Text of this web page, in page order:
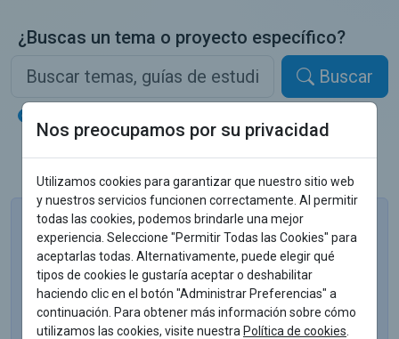
¿Buscas un tema o proyecto específico?
Buscar
Acceso a millones de documentos de estudio
para todas sus tareas
Nuestra base de documentos incluye:
Guías de estudio
Soluciones de libros de texto
Trabajos de investigación
Nos preocupamos por su privacidad
Utilizamos cookies para garantizar que nuestro sitio web
y nuestros servicios funcionen correctamente. Al permitir
todas las cookies, podemos brindarle una mejor
experiencia. Seleccione "Permitir Todas las Cookies" para
aceptarlas todas. Alternativamente, puede elegir qué
tipos de cookies le gustaría aceptar o deshabilitar
haciendo clic en el botón "Administrar Preferencias" a
continuación. Para obtener más información sobre cómo
utilizamos las cookies, visite nuestra Política de cookies